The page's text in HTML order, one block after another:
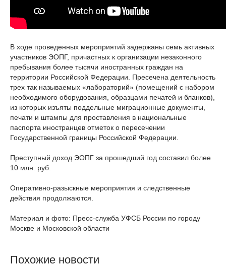
В ходе проведенных мероприятий задержаны семь активных
участников ЭОПГ, причастных к организации незаконного
пребывания более тысячи иностранных граждан на
территории Российской Федерации. Пресечена деятельность
трех так называемых «лабораторий» (помещений с набором
необходимого оборудования, образцами печатей и бланков),
из которых изъяты поддельные миграционные документы,
печати и штампы для проставления в национальные
паспорта иностранцев отметок о пересечении
Государственной границы Российской Федерации.
Преступный доход ЭОПГ за прошедший год составил более
10 млн. руб.
Оперативно-разыскные мероприятия и следственные
действия продолжаются.
Материал и фото: Пресс-служба УФСБ России по городу
Москве и Московской области
Похожие новости